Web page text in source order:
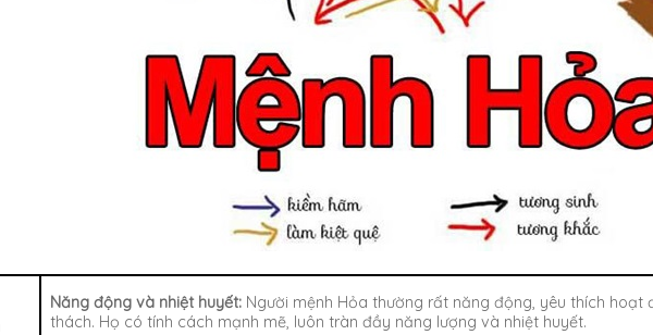
Năng động và nhiệt huyết:Người mệnh Hỏa thường rất năng động, yêu thích hoạt
thách. Họ có tính cách mạnh mẽ, luôn tràn đầy năng lượng và nhiệt huyết.